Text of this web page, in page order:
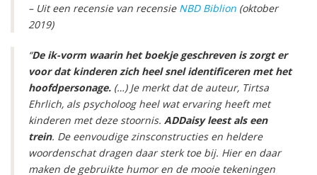
– Uit een recensie van recensie NBD Biblion (oktober
2019)
“De ik-vorm waarin het boekje geschreven is zorgt er
voor dat kinderen zich heel snel identificeren met het
hoofdpersonage. (…) Je merkt dat de auteur, Tirtsa
Ehrlich, als psycholoog heel wat ervaring heeft met
kinderen met deze stoornis. ADDaisy leest als een
trein. De eenvoudige zinsconstructies en heldere
woordenschat dragen daar sterk toe bij. Hier en daar
maken de gebruikte humor en de mooie tekeningen